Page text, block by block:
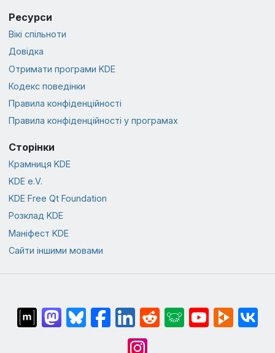
Ресурси
Вікі спільноти
Довідка
Отримати програми KDE
Кодекс поведінки
Правила конфіденційності
Правила конфіденційності у програмах
Сторінки
Крамниця KDE
KDE e.V.
KDE Free Qt Foundation
Розклад KDE
Маніфест KDE
Сайти іншими мовами